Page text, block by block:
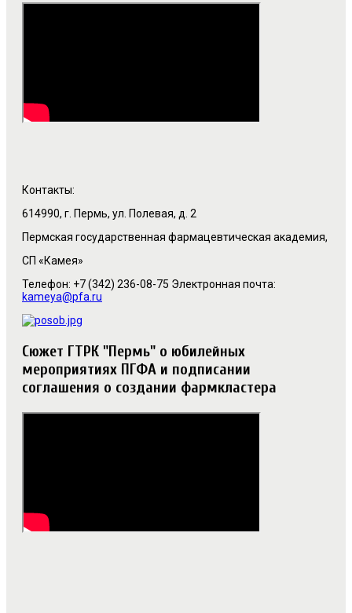
Контакты:
614990, г. Пермь, ул. Полевая, д. 2
Пермская государственная фармацевтическая академия,
СП «Камея»
Телефон: +7 (342) 236-08-75 Электронная почта:
kameya@pfa.ru
Cюжет ГТРК "Пермь" о юбилейных
мероприятиях ПГФА и подписании
соглашения о создании фармкластера